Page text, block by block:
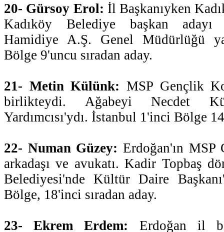
20- Gürsoy Erol: İl Başkanıyken
Kadıköy Belediye başkan adayı
Hamidiye A.Ş. Genel Müdürlüğü
Bölge 9'uncu sıradan aday.
21- Metin Külünk: MSP Gençlik
birlikteydi. Ağabeyi Necdet
Yardımcısı'ydı. İstanbul 1'inci Bölge
22- Numan Güzey: Erdoğan'ın MSP
arkadaşı ve avukatı. Kadir Topbaş
Belediyesi'nde Kültür Daire
Bölge, 18'inci sıradan aday.
23- Ekrem Erdem: Erdoğan il